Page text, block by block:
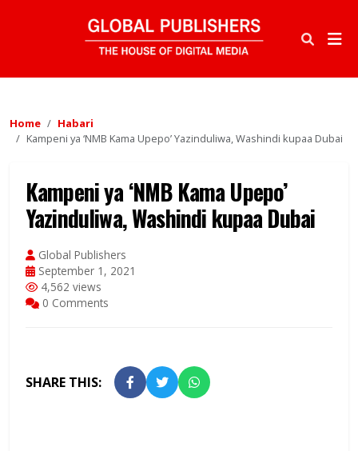
Home
Habari
Kampeni ya ‘NMB Kama Upepo’ Yazinduliwa, Washindi kupaa Dubai
Kampeni ya ‘NMB Kama Upepo’
Yazinduliwa, Washindi kupaa Dubai
Global Publishers
September 1, 2021
4,562 views
0 Comments
SHARE THIS: